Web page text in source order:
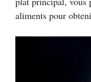
aliments pour